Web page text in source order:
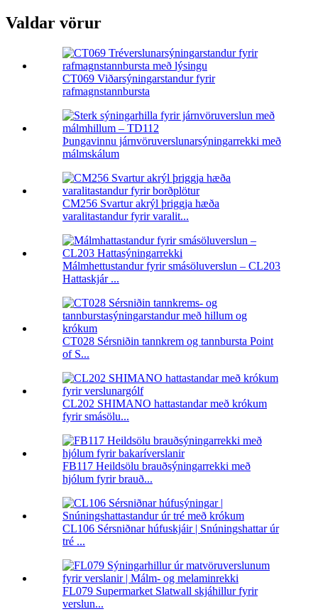
Valdar vörur
CT069 Viðarsýningarstandur fyrir
rafmagnstannbursta
Þungavinnu járnvöruverslunarsýningarrekki með
málmskálum
CM256 Svartur akrýl þriggja hæða
varalitastandur fyrir varalit...
Málmhettustandur fyrir smásöluverslun – CL203
Hattaskjár ...
CT028 Sérsniðin tannkrem og tannbursta Point
of S...
CL202 SHIMANO hattastandar með krókum
fyrir smásölu...
FB117 Heildsölu brauðsýningarrekki með
hjólum fyrir brauð...
CL106 Sérsniðnar húfuskjáir | Snúningshattar úr
tré ...
FL079 Supermarket Slatwall skjáhillur fyrir
verslun...